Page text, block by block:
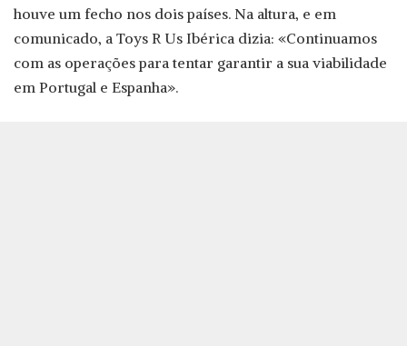
houve um fecho nos dois países. Na altura, e em
comunicado, a Toys R Us Ibérica dizia: «Continuamos
com as operações para tentar garantir a sua viabilidade
em Portugal e Espanha».